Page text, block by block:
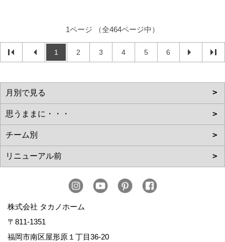
1ページ （全464ページ中）
1 2 3 4 5 6
株式会社 タカノホーム
〒811-1351
福岡市南区屋形原１丁目36-20